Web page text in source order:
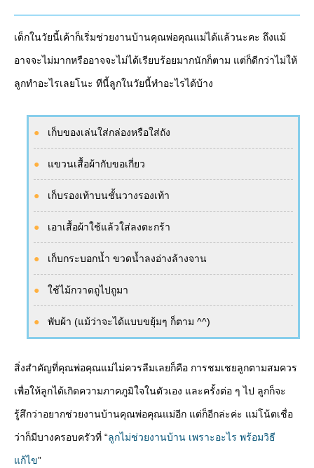
เด็กในวัยนี้เค้าก็เริ่มช่วยงานบ้านคุณพ่อคุณแม่ได้แล้วนะคะ ถึงแม้
อาจจะไม่มากหรืออาจจะไม่ได้เรียบร้อยมากนักก็ตาม แต่ก็ดีกว่าไม่ให้
ลูกทำอะไรเลยโนะ ทีนี้ลูกในวัยนี้ทำอะไรได้บ้าง
เก็บของเล่นใส่กล่องหรือใส่ถัง
แขวนเสื้อผ้ากับขอเกี่ยว
เก็บรองเท้าบนชั้นวางรองเท้า
เอาเสื้อผ้าใช้แล้วใส่ลงตะกร้า
เก็บกระบอกน้ำ ขวดน้ำลงอ่างล้างจาน
ใช้ไม้กวาดถูไปถูมา
พับผ้า (แม้ว่าจะได้แบบขยุ้มๆ ก็ตาม ^^)
สิ่งสำคัญที่คุณพ่อคุณแม่ไม่ควรลืมเลยก็คือ การชมเชยลูกตามสมควร
เพื่อให้ลูกได้เกิดความภาคภูมิใจในตัวเอง และครั้งต่อ ๆ ไป ลูกก็จะ
รู้สึกว่าอยากช่วยงานบ้านคุณพ่อคุณแม่อีก แต่ก็อีกล่ะค่ะ แม่โน้ตเชื่อ
ว่าก็มีบางครอบครัวที่ “ลูกไม่ช่วยงานบ้าน เพราะอะไร พร้อมวิธี
แก้ไข”